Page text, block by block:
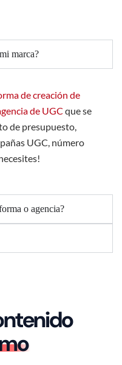
marca?
de creación de
de UGC que se
de presupuesto,
UGC, número
o agencia?